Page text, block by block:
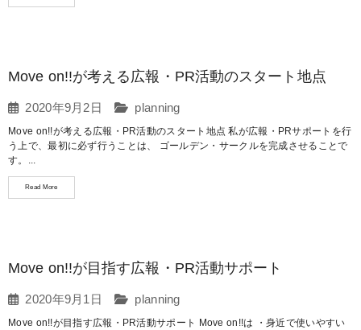
Move on!!が考える広報・PR活動のスタート地点
2020年9月2日 planning
Move on!!が考える広報・PR活動のスタート地点 私が広報・PRサポートを行
う上で、最初に必ず行うことは、 ゴールデン・サークルを完成させることで
す。...
Read More
Move on!!が目指す広報・PR活動サポート
2020年9月1日 planning
Move on!!が目指す広報・PR活動サポート Move on!!は ・身近で使いやすい